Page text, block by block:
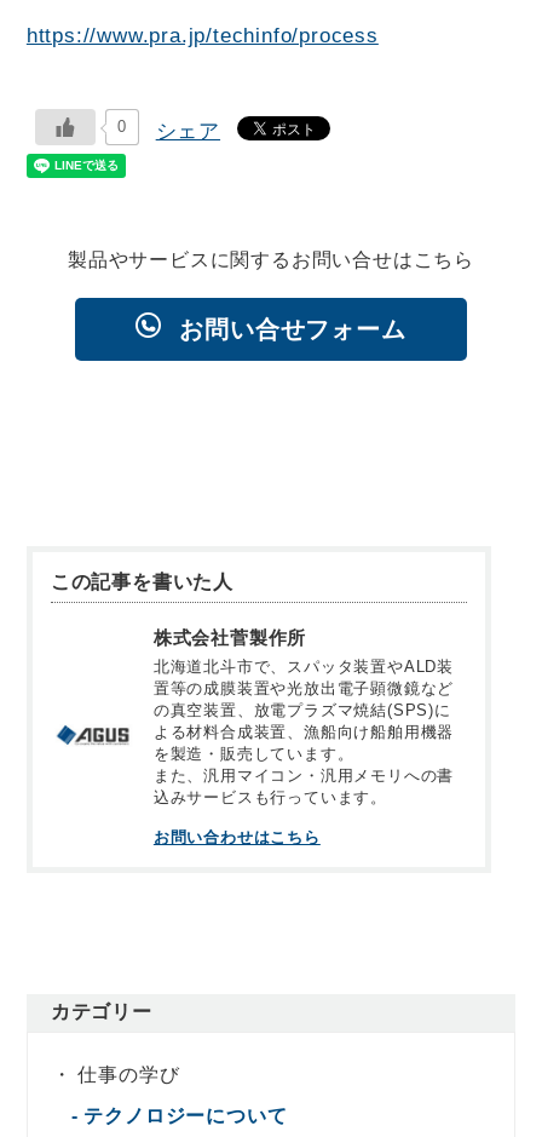
https://www.pra.jp/techinfo/process
0 シェア
製品やサービスに関するお問い合せはこちら
お問い合せフォーム
この記事を書いた人
株式会社菅製作所
北海道北斗市で、スパッタ装置やALD装
置等の成膜装置や光放出電子顕微鏡など
の真空装置、放電プラズマ焼結(SPS)に
よる材料合成装置、漁船向け船舶用機器
を製造・販売しています。
また、汎用マイコン・汎用メモリへの書
込みサービスも行っています。
お問い合わせはこちら
カテゴリー
仕事の学び
テクノロジーについて